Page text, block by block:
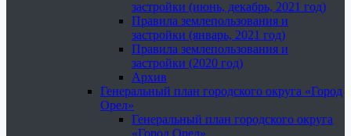
застройки (июнь, декабрь, 2021 год)
Правила землепользования и
застройки (январь, 2021 год)
Правила землепользования и
застройки (2020 год)
Архив
Генеральный план городского округа «Город
Орел»
Генеральный план городского округа
«Город Орел»